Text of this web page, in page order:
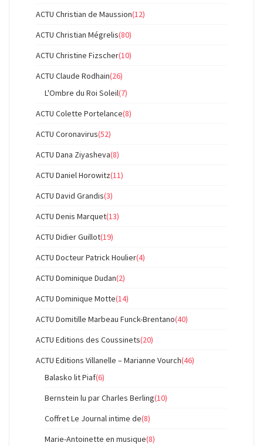
ACTU Christian de Maussion(12)
ACTU Christian Mégrelis(80)
ACTU Christine Fizscher(10)
ACTU Claude Rodhain(26)
L'Ombre du Roi Soleil(7)
ACTU Colette Portelance(8)
ACTU Coronavirus(52)
ACTU Dana Ziyasheva(8)
ACTU Daniel Horowitz(11)
ACTU David Grandis(3)
ACTU Denis Marquet(13)
ACTU Didier Guillot(19)
ACTU Docteur Patrick Houlier(4)
ACTU Dominique Dudan(2)
ACTU Dominique Motte(14)
ACTU Domitille Marbeau Funck-Brentano(40)
ACTU Editions des Coussinets(20)
ACTU Editions Villanelle – Marianne Vourch(46)
Balasko lit Piaf(6)
Bernstein lu par Charles Berling(10)
Coffret Le Journal intime de(8)
Marie-Antoinette en musique(8)